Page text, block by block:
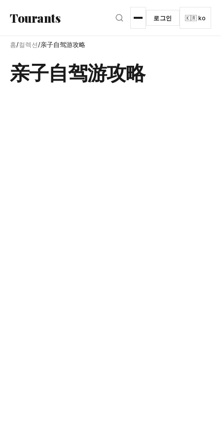
Tourants 로그인 🇰🇷 ko
홈/컬렉션/亲子自驾游攻略
亲子自驾游攻略